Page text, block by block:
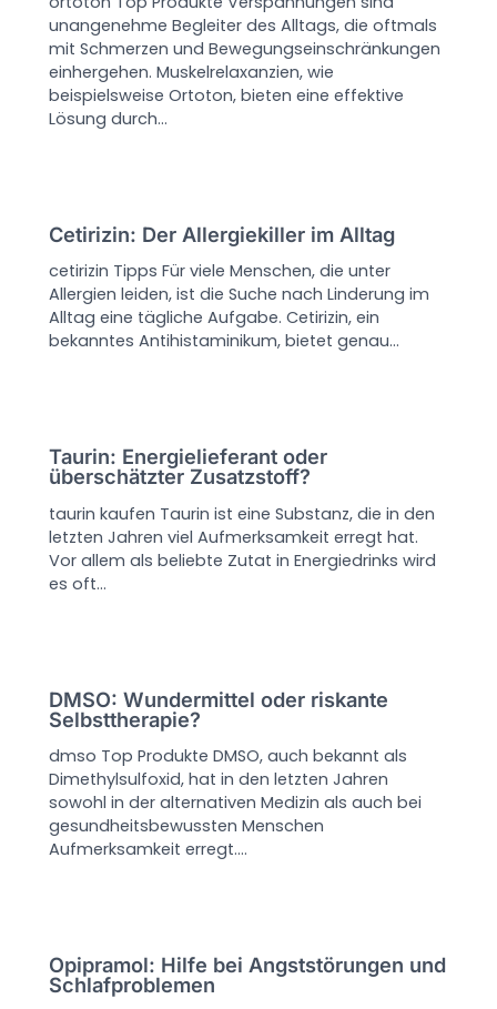
unangenehme Begleiter des Alltags, die oftmals
mit Schmerzen und Bewegungseinschränkungen
einhergehen. Muskelrelaxanzien, wie
beispielsweise Ortoton, bieten eine effektive
Lösung durch…
Cetirizin: Der Allergiekiller im Alltag
cetirizin Tipps Für viele Menschen, die unter
Allergien leiden, ist die Suche nach Linderung im
Alltag eine tägliche Aufgabe. Cetirizin, ein
bekanntes Antihistaminikum, bietet genau…
Taurin: Energielieferant oder
überschätzter Zusatzstoff?
taurin kaufen Taurin ist eine Substanz, die in den
letzten Jahren viel Aufmerksamkeit erregt hat.
Vor allem als beliebte Zutat in Energiedrinks wird
es oft…
DMSO: Wundermittel oder riskante
Selbsttherapie?
dmso Top Produkte DMSO, auch bekannt als
Dimethylsulfoxid, hat in den letzten Jahren
sowohl in der alternativen Medizin als auch bei
gesundheitsbewussten Menschen
Aufmerksamkeit erregt.…
Opipramol: Hilfe bei Angststörungen und
Schlafproblemen